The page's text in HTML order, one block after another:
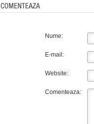
Nume:
E-mail:
Website:
Comenteaza: